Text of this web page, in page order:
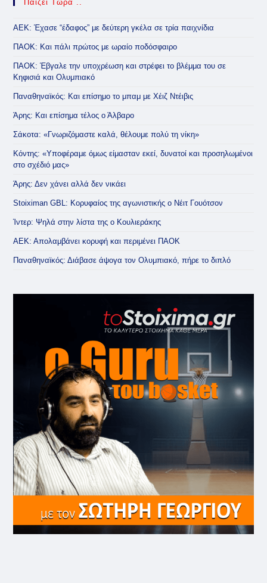
Παίζει Τώρα ..
ΑΕΚ: Έχασε “έδαφος” με δεύτερη γκέλα σε τρία παιχνίδια
ΠΑΟΚ: Και πάλι πρώτος με ωραίο ποδόσφαιρο
ΠΑΟΚ: Έβγαλε την υποχρέωση και στρέφει το βλέμμα του σε
Κηφισιά και Ολυμπιακό
Παναθηναϊκός: Και επίσημο το μπαμ με Χέιζ Ντέιβις
Άρης: Και επίσημα τέλος ο Άλβαρο
Σάκοτα: «Γνωριζόμαστε καλά, θέλουμε πολύ τη νίκη»
Κόντης: «Υποφέραμε όμως είμασταν εκεί, δυνατοί και προσηλωμένοι
στο σχέδιό μας»
Άρης: Δεν χάνει αλλά δεν νικάει
Stoiximan GBL: Κορυφαίος της αγωνιστικής ο Νέιτ Γουότσον
Ίντερ: Ψηλά στην λίστα της ο Κουλιεράκης
ΑΕΚ: Απολαμβάνει κορυφή και περιμένει ΠΑΟΚ
Παναθηναϊκός: Διάβασε άψογα τον Ολυμπιακό, πήρε το διπλό